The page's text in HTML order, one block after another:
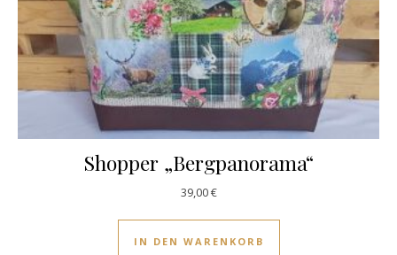
Shopper „Bergpanorama“
39,00€
IN DEN WARENKORB